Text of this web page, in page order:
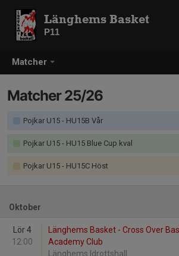
Matcher
Länghems Basket
P11
Matcher 25/26
Pojkar U15 - HU15B Vår
Pojkar U15 - HU15 Blue Cup kval
Pojkar U15 - HU15C Höst
Oktober
Lör 4
12:00
Länghems Basket - Cross Over
Academy Club
Länghems Idrottshall